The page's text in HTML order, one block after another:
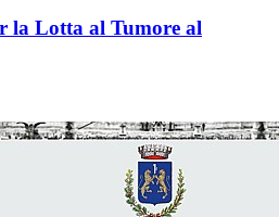
la Lotta al Tumore al